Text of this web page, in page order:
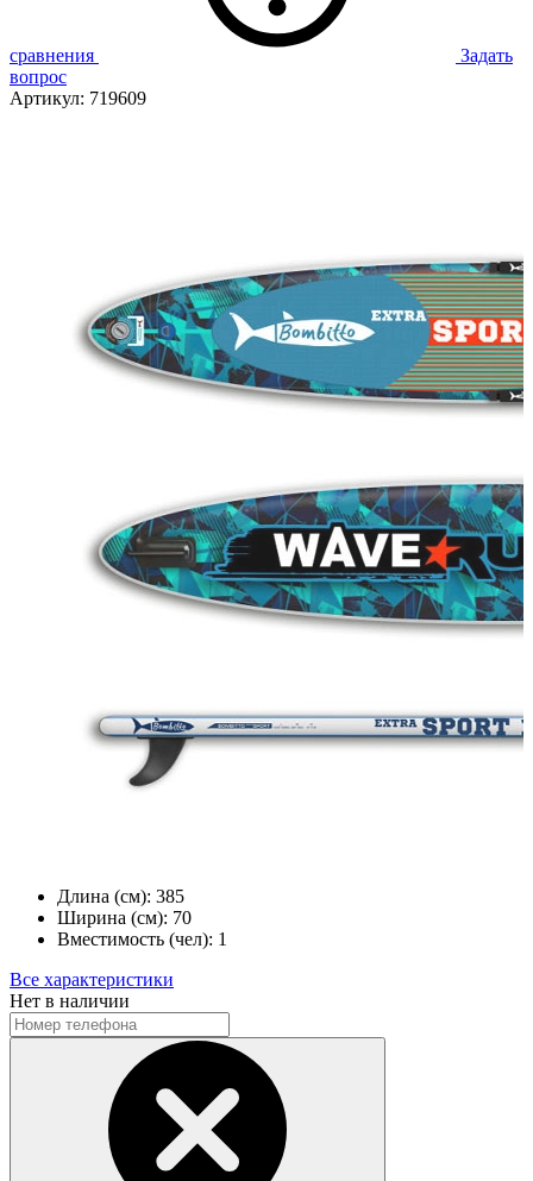
сравнения
Задать
вопрос
Артикул: 719609
Длина (см): 385
Ширина (см): 70
Вместимость (чел): 1
Все характеристики
Нет в наличии